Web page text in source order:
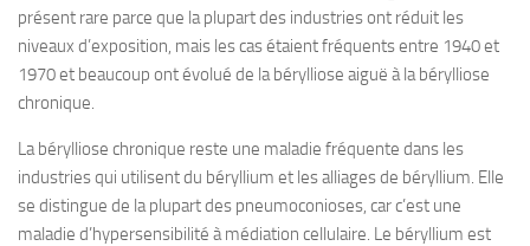
présent rare parce que la plupart des industries ont réduit les
niveaux d’exposition, mais les cas étaient fréquents entre 1940 et
1970 et beaucoup ont évolué de la bérylliose aiguë à la bérylliose
chronique.
Labérylliose chronique reste une maladie fréquente dans les
industries qui utilisent du béryllium et les alliages de béryllium. Elle
se distingue de la plupart des pneumoconioses, car c’est une
maladie d’hypersensibilité à médiation cellulaire. Le béryllium est